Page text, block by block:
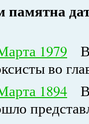
памятна
1979 В
во
1894 В